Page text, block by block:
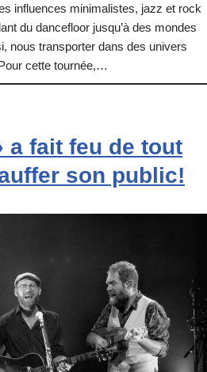
influences minimalistes, jazz et rock
du dancefloor jusqu’à des mondes
nous transporter dans des univers
cette tournée,…
a fait feu de tout
son public!